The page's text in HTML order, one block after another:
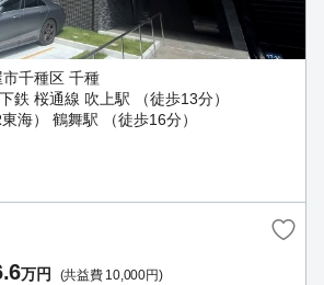
千種区 千種
鉄 桜通線 吹上駅 （徒歩13分）
海） 鶴舞駅 （徒歩16分）
万円 (共益費 10,000円)